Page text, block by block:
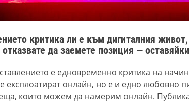
критика ли е към дигиталния
да заемете позиция —
е едновременно критика на
експлоатират онлайн, но е и едно любовно
които можем да намерим онлайн.